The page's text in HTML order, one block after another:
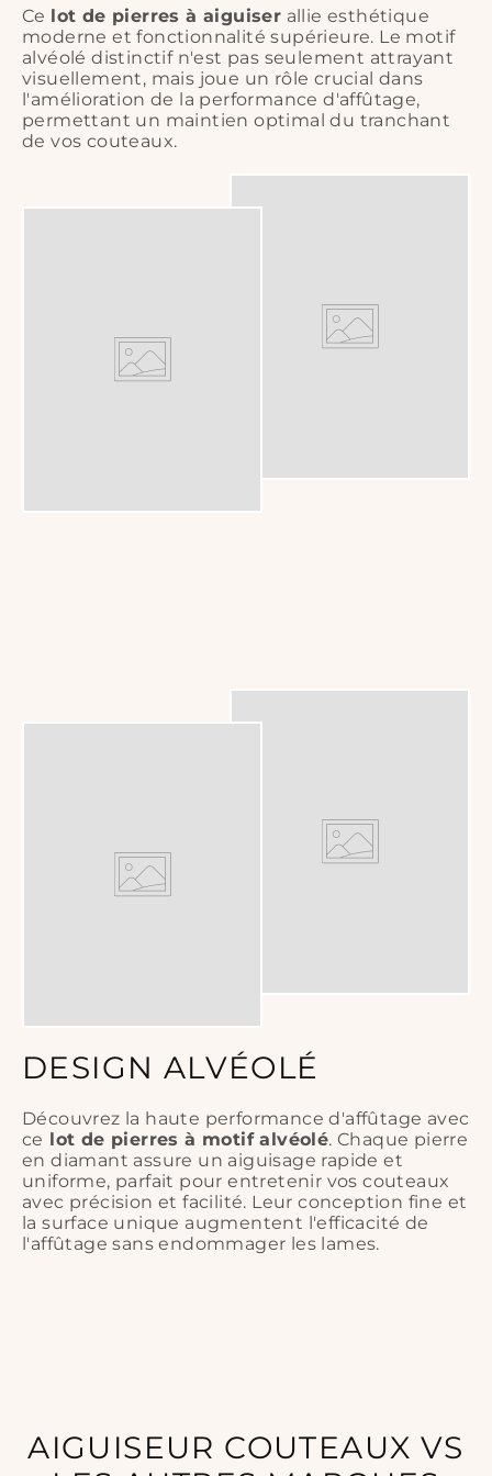
Ce lot de pierres à aiguiser allie esthétique
moderne et fonctionnalité supérieure. Le motif
alvéolé distinctif n'est pas seulement attrayant
visuellement, mais joue un rôle crucial dans
l'amélioration de la performance d'affûtage,
permettant un maintien optimal du tranchant
de vos couteaux.
DESIGN ALVÉOLÉ
Découvrez la haute performance d'affûtage avec
ce lot de pierres à motif alvéolé. Chaque pierre
en diamant assure un aiguisage rapide et
uniforme, parfait pour entretenir vos couteaux
avec précision et facilité. Leur conception fine et
la surface unique augmentent l'efficacité de
l'affûtage sans endommager les lames.
AIGUISEUR COUTEAUX VS